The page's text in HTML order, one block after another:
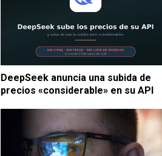
DeepSeek anuncia una subida de
precios «considerable» en su API